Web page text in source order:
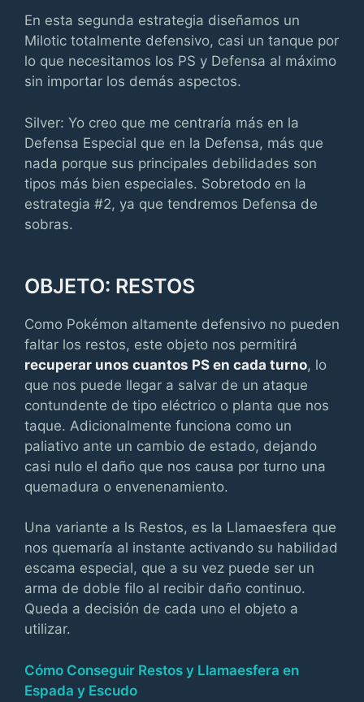
En esta segunda estrategia diseñamos un
Milotic totalmente defensivo, casi un tanque por
lo que necesitamos los PS y Defensa al máximo
sin importar los demás aspectos.
Silver: Yo creo que me centraría más en la
Defensa Especial que en la Defensa, más que
nada porque sus principales debilidades son
tipos más bien especiales. Sobretodo en la
estrategia #2, ya que tendremos Defensa de
sobras.
OBJETO: RESTOS
Como Pokémon altamente defensivo no pueden
faltar los restos, este objeto nos permitirá
recuperar unos cuantos PS en cada turno, lo
que nos puede llegar a salvar de un ataque
contundente de tipo eléctrico o planta que nos
taque. Adicionalmente funciona como un
paliativo ante un cambio de estado, dejando
casi nulo el daño que nos causa por turno una
quemadura o envenenamiento.
Una variante a ls Restos, es la Llamaesfera que
nos quemaría al instante activando su habilidad
escama especial, que a su vez puede ser un
arma de doble filo al recibir daño continuo.
Queda a decisión de cada uno el objeto a
utilizar.
Cómo Conseguir Restos y Llamaesfera en
Espada y Escudo